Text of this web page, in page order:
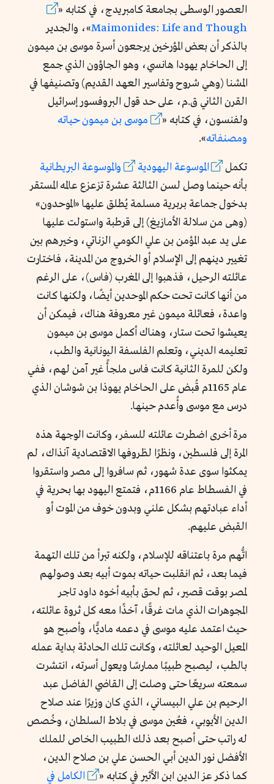
العصور الوسطى بجامعة كامبريدج، في كتابه «
Maimonides: Life and Though»، والجدير
بالذكر أن بعض المؤرخين يرجعون أسرة موسى بن ميمون
إلى الحاخام يهودا هانسي، وهو الجاؤون الذي جمع
المشنا (وهي شروح وتفاسير العهد القديم) وتصنيفها في
القرن الثاني ق.م، على حد قول البروفسور إسرائيل
ولفنسون، في كتابه «
موسى بن ميمون حياته
ومصنفاته».
تكمل الموسوعة اليهودية
والموسوعة البريطانية
بأنه حينما وصل لسن الثالثة عشرة تزعزع عالمه المستقر
بدخول جماعة بربرية مسلمة يُطلق عليها «الموحدون»
(وهى من سلالة الأمازيغ) إلى قرطبة واستولت عليها
على يد عبد المؤمن بن علي الكومي الزناتي، وخيرهم بين
تغيير دينهم إلى الإسلام أو الخروج من المدينة، فاختارت
عائلته الرحيل، فذهبوا إلى المغرب (فاس)، على الرغم
من أنها كانت تحت حكم الموحدين أيضًا، ولكنها كانت
واعدة، فعائلة ميمون غير معروفة هناك، فيمكن أن
يعيشوا تحت ستار، وهناك أكمل موسى بن ميمون
تعليمه الديني، وتعلم الفلسفة اليونانية والطب،
ولكن للمرة الثانية كانت فاس ملجأً غير آمن لهم، ففي
عام 1165م قُبض على الحاخام يهوذا بن شوشان الذي
درس مع موسى وأُعدم حينها.
مرة أخرى اضطرت عائلته للسفر، وكانت الوجهة هذه
المرة إلى فلسطين، ونظرًا لظروفها الاقتصادية آنذاك، لم
يمكثوا سوى عدة شهور، ثم سافروا إلى مصر واستقروا
في الفسطاط عام 1166م، فتمتع اليهود بها بحرية في
أداء عبادتهم بشكل علني وبدون خوف من الموت أو
القبض عليهم.
اتُّهم مرة باعتناقه للإسلام، ولكنه تبرأ من تلك التهمة
فيما بعد، ثم انقلبت حياته بموت أبيه بعد وصولهم
لمصر بوقت قصير، ثم لحق بأبيه أخوه داود تاجر
المجوهرات الذي مات غرقًا، آخذًا معه كل ثروة عائلته،
حيث اعتمد عليه موسى في دعمه ماديًّا، وأصبح هو
المعيل الوحيد لعائلته، وكانت تلك الحادثة بداية عمله
بالطب، ليصبح طبيبًا ممارسًا ويعول أسرته، انتشرت
سمعته سريعًا حتى وصلت إلى القاضي الفاضل عبد
الرحيم بن علي البيساني، الذي كان وزيرًا عند صلاح
الدين الأيوبي، فعُين موسى في بلاط السلطان، وخُصص
له راتب حتى أصبح بعد ذلك الطبيب الخاص للملك
الأفضل نور الدين أبي الحسن علي بن صلاح الدين،
كما ذكر عز الدين ابن الأثير في كتابه «
الكامل في